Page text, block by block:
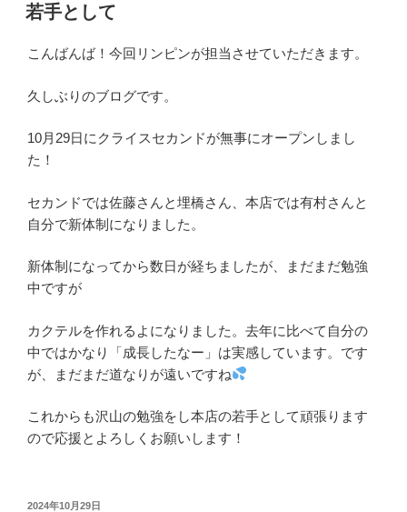
稿
日:
若手として
こんばんば！今回リンピンが担当させていただきます。
久しぶりのブログです。
10月29日にクライスセカンドが無事にオープンしまし
た！
セカンドでは佐藤さんと埋橋さん、本店では有村さんと
自分で新体制になりました。
新体制になってから数日が経ちましたが、まだまだ勉強
中ですが
カクテルを作れるよになりました。去年に比べて自分の
中ではかなり「成長したなー」は実感しています。です
が、まだまだ道なりが遠いですね
これからも沢山の勉強をし本店の若手として頑張ります
ので応援とよろしくお願いします！
投
2024年10月29日